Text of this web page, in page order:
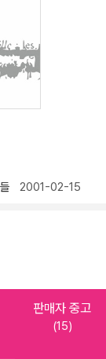
2001-02-15
판매자 중고
(15)